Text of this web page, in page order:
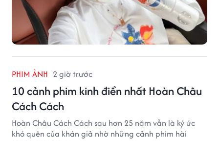
PHIM ẢNH 2 giờ trước
10 cảnh phim kinh điển nhất Hoàn Châu
Cách Cách
Hoàn Châu Cách Cách sau hơn 25 năm vẫn là ký ức
khó quên của khán giả nhờ những cảnh phim hài